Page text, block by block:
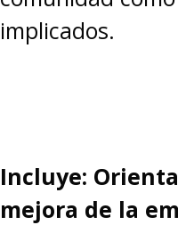
implicados.
Incluye:
mejora de la